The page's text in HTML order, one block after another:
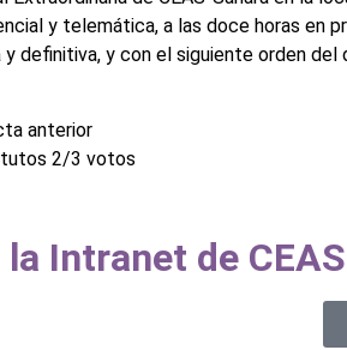
y telemática, a las doce horas en
y definitiva, y con el siguiente orden del
anterior
2/3 votos
Intranet de